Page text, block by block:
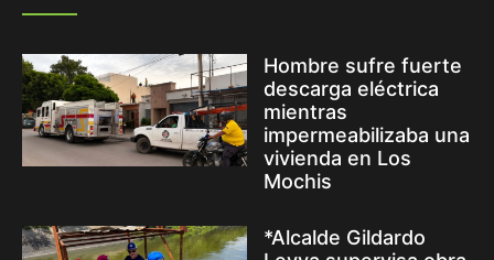
Hombre sufre fuerte
descarga eléctrica
mientras
impermeabilizaba una
vivienda en Los
Mochis
*Alcalde Gildardo